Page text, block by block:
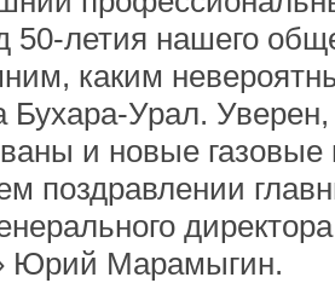
50-летия нашего
каким
Бухара-Урал.
и новые
поздравлении
Юрий Марамыгин.